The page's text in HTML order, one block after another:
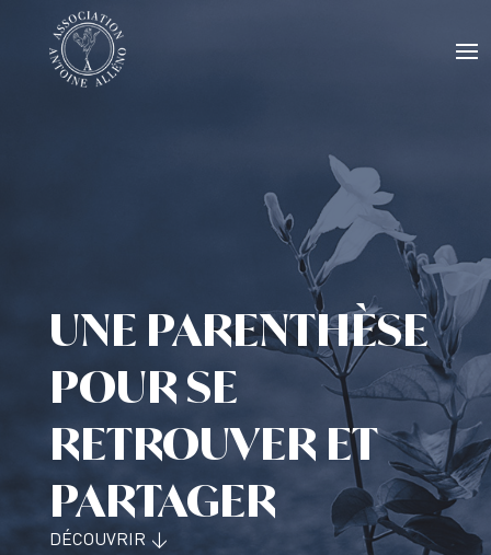
UNE PARENTHÈSE
POUR SE
RETROUVER ET
PARTAGER
DÉCOUVRIR ↓